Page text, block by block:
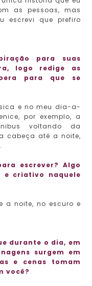
as pessoas, mas
escrevi que prefiro
para suas
logo redige as
para que se
e no meu dia-a-
por exemplo, a
voltando da
cabeça até a noite,
escrever? Algo
e criativo naquele
a noite, no escuro e
durante o dia, em
surgem em
e cenas tomam
você?